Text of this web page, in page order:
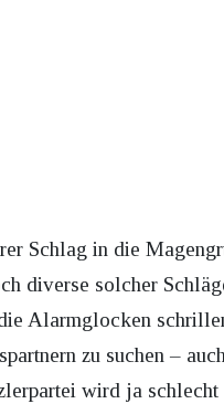
Schlag in die
diverse solcher
Alarmglocken
zu suchen –
wird ja